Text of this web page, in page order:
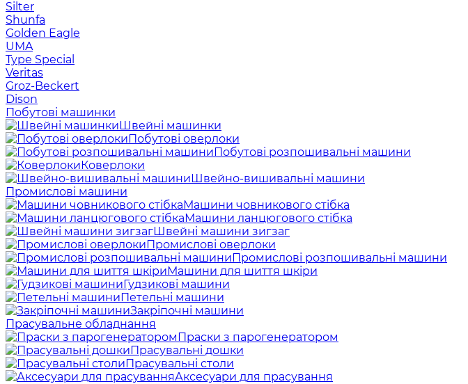
Silter
Shunfa
Golden Eagle
UMA
Type Special
Veritas
Groz-Beckert
Dison
Побутові машинки
Швейні машинки
Побутові оверлоки
Побутові розпошивальні машини
Коверлоки
Швейно-вишивальні машини
Промислові машини
Машини човникового стібка
Машини ланцюгового стібка
Швейні машини зигзаг
Промислові оверлоки
Промислові розпошивальні машини
Машини для шиття шкіри
Гудзикові машини
Петельні машини
Закріпочні машини
Прасувальне обладнання
Праски з парогенератором
Прасувальні дошки
Прасувальні столи
Аксесуари для прасування